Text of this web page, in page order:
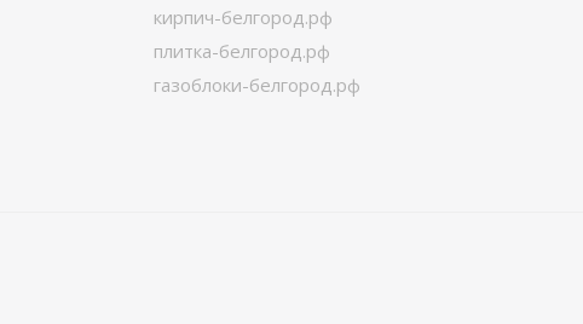
кирпич-белгород.рф
плитка-белгород.рф
газоблоки-белгород.рф